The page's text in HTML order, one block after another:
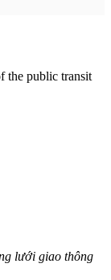
the public transit
lưới giao thông